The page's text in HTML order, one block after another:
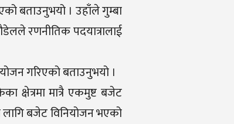
बताउनुभयो । उहाँले गुम्बा
रणनीतिक पदयात्रालाई
गरिएको बताउनुभयो ।
क्षेत्रमा मात्रै एकमुष्ट बजेट
लागि बजेट विनियोजन भएको